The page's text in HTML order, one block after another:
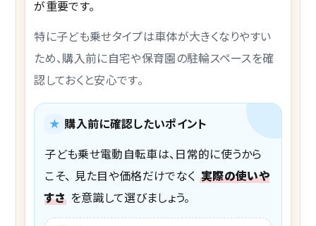
が重要です。
特に子ども乗せタイプは車体が大きくなりやすい
ため、購入前に自宅や保育園の駐輪スペースを確
認しておくと安心です。
★ 購入前に確認したいポイント
子ども乗せ電動自転車は、日常的に使うから
こそ、 見た目や価格だけでなく 実際の使いや
すさ を意識して選びましょう。